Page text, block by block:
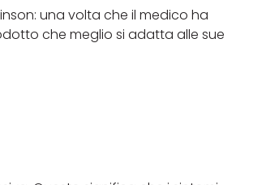
una volta che il medico ha
che meglio si adatta alle sue